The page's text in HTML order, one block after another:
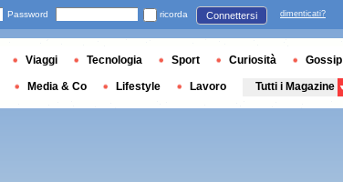
Password ricorda Connettersi dimenticati?
Viaggi Tecnologia Sport Curiosità Gossip
Media & Co Lifestyle Lavoro Tutti i Magazine